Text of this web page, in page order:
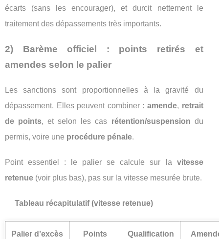
écarts (sans les encourager), et durcit nettement le
traitement des dépassements très importants.
2) Barème officiel : points retirés et
amendes selon le palier
Les sanctions sont proportionnelles à la gravité du
dépassement. Elles peuvent combiner : amende, retrait
de points, et selon les cas rétention/suspension du
permis, voire une procédure pénale.
Point essentiel : le palier se calcule sur la vitesse
retenue (voir plus bas), pas sur la vitesse mesurée brute.
Tableau récapitulatif (vitesse retenue)
Palier d’excès Points Qualification